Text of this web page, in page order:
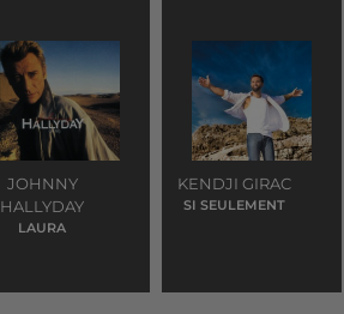
JOHNNY
HALLYDAY
LAURA
KENDJI GIRAC
SI SEULEMENT